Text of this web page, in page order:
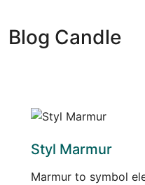
Blog Candle
Styl Marmur
Marmur to symbol